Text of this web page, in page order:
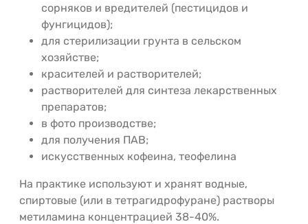
сорняков и вредителей (пестицидов и
фунгицидов);
для стерилизации грунта в сельском
хозяйстве;
красителей и растворителей;
растворителей для синтеза лекарственных
препаратов;
в фото производстве;
для получения ПАВ;
искусственных кофеина, теофелина
На практике используют и хранят водные,
спиртовые (или в тетрагидрофуране) растворы
метиламина концентрацией 38-40%.